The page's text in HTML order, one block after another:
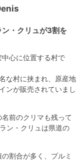
・クリュが3割を
心に位置する村で
な村に挟まれ、原産地
ンが販売されていまし
前のクリマも残って
ン・クリュは県道の
割合が多く、プルミ